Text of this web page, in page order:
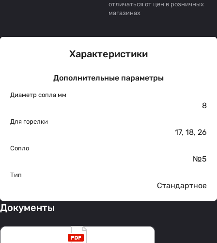
отличаться от цен в розничных
магазинах
Характеристики
Дополнительные параметры
Диаметр сопла мм
8
Для горелки
17, 18, 26
Сопло
№5
Тип
Стандартное
Документы